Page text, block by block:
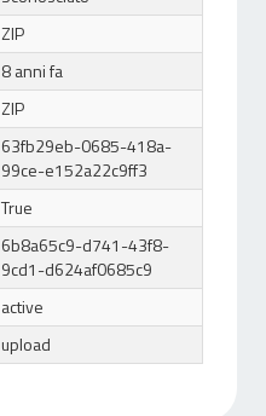
ZIP
8 anni fa
ZIP
63fb29eb-0685-418a-
99ce-e152a22c9ff3
True
6b8a65c9-d741-43f8-
9cd1-d624af0685c9
active
upload